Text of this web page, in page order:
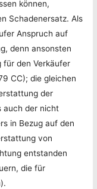
können,
Schadenersatz. Als
Anspruch auf
denn ansonsten
für den Verkäufer
CC); die gleichen
der
auch der nicht
in Bezug auf den
von
entstanden
die für